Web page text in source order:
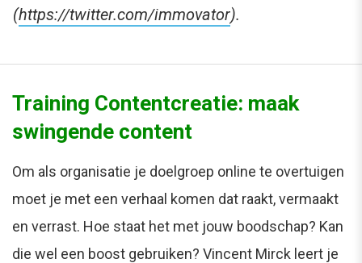
(https://twitter.com/immovator).
Training Contentcreatie: maak
swingende content
Om als organisatie je doelgroep online te overtuigen
moet je met een verhaal komen dat raakt, vermaakt
en verrast. Hoe staat het met jouw boodschap? Kan
die wel een boost gebruiken? Vincent Mirck leert je